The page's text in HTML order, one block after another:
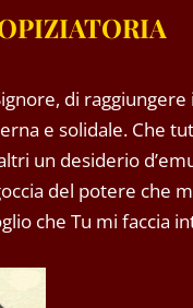
di
e solidale. Che
un desiderio
del potere che
che Tu mi faccia